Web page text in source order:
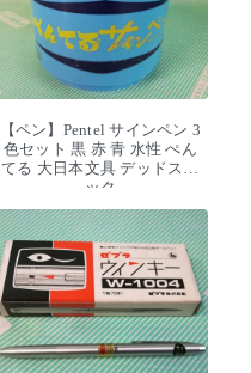
【ペン】Pentel サインペン 3
色セット 黒 赤 青 水性 ぺん
てる 大日本文具 デッドスト
ック